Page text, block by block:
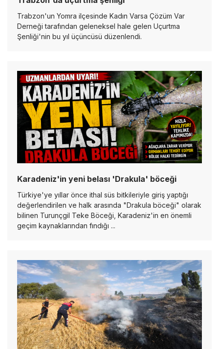
Trabzon'un Yomra ilçesinde Kadın Varsa Çözüm Var
Derneği tarafından geleneksel hale gelen Uçurtma
Şenliği'nin bu yıl üçüncüsü düzenlendi.
Karadeniz'in yeni belası 'Drakula' böceği
Türkiye'ye yıllar önce ithal süs bitkileriyle giriş yaptığı
değerlendirilen ve halk arasında "Drakula böceği" olarak
bilinen Turunçgil Teke Böceği, Karadeniz'in en önemli
geçim kaynaklarından fındığı ...